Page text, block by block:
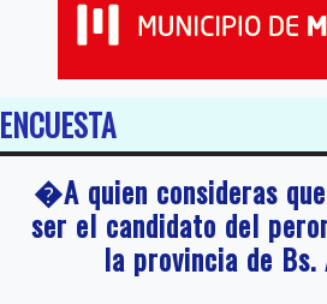
ENCUESTA
�A quien consideras
ser el candidato del
la provincia de Bs.